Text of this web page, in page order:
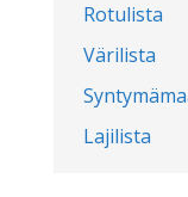
Rotulista
Värilista
Lajilista